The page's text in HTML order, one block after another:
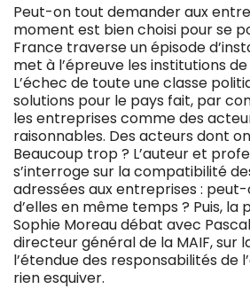
Peut-on tout demander aux
moment est bien choisi pour se
France traverse un épisode
met à l’épreuve les institutions
L’échec de toute une classe
solutions pour le pays fait, par
les entreprises comme des
raisonnables. Des acteurs dont
Beaucoup trop ? L’auteur et
s’interroge sur la compatibilité
adressées aux entreprises :
d’elles en même temps ? Puis, la
Sophie Moreau débat avec
directeur général de la MAIF, sur
l’étendue des responsabilités de
rien esquiver.